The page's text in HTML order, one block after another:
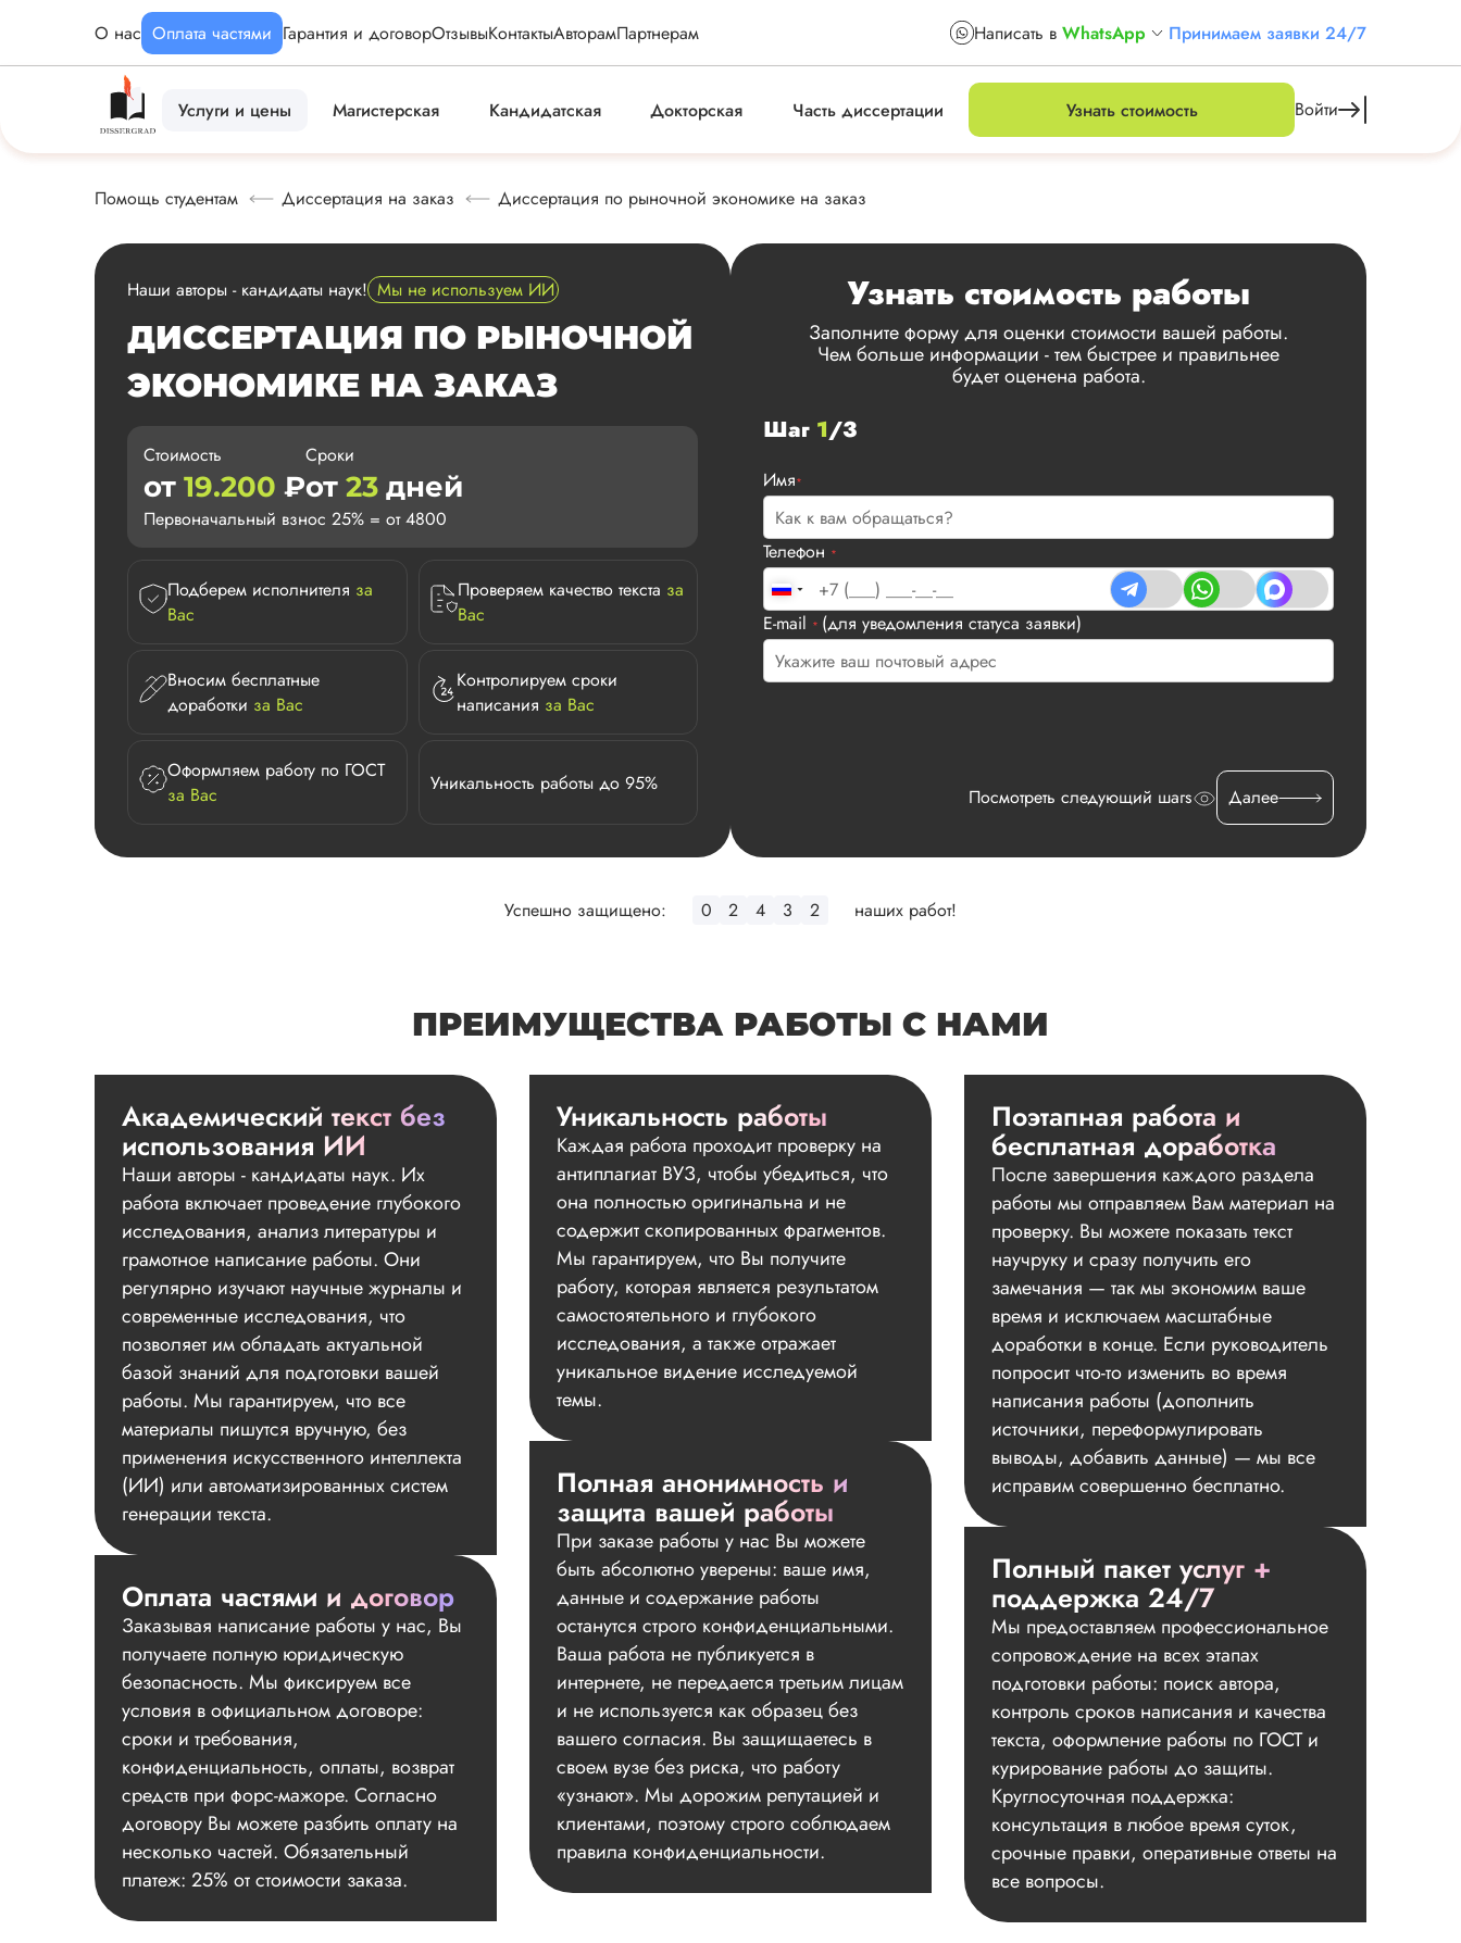
О нас Оплата частями Гарантия и договорОтзывыКонтактыАвторамПартнерам Написать в WhatsApp Принимаем заявки 24/7
Услуги и цены Магистерская Кандидатская Докторская Часть диссертации Узнать стоимость Войти
Помощь студентам Диссертация на заказ Диссертация по рыночной экономике на заказ
Наши авторы - кандидаты наук! Мы не используем ИИ
ДИССЕРТАЦИЯ ПО РЫНОЧНОЙ
ЭКОНОМИКЕ НА ЗАКАЗ
Стоимость
от 19.200 ₽
Сроки
от 23 дней
Первоначальный взнос 25% = от 4800
Подберем исполнителя за
Вас
Проверяем качество текста за
Вас
Вносим бесплатные
доработки за Вас
Контролируем сроки
написания за Вас
Оформляем работу по ГОСТ
за Вас
Уникальность работы до 95%
Узнать стоимость работы
Заполните форму для оценки стоимости вашей работы.
Чем больше информации - тем быстрее и правильнее
будет оценена работа.
Шаг 1/3
Имя*
Телефон *
E-mail * (для уведомления статуса заявки)
Посмотреть следующий шагs Далее
Успешно защищено: 2
3
4
2
0 наших работ!
ПРЕИМУЩЕСТВА РАБОТЫ С НАМИ
Академический текст без
использования ИИ
Наши авторы - кандидаты наук. Их
работа включает проведение глубокого
исследования, анализ литературы и
грамотное написание работы. Они
регулярно изучают научные журналы и
современные исследования, что
позволяет им обладать актуальной
базой знаний для подготовки вашей
работы. Мы гарантируем, что все
материалы пишутся вручную, без
применения искусственного интеллекта
(ИИ) или автоматизированных систем
генерации текста.
Оплата частями и договор
Заказывая написание работы у нас, Вы
получаете полную юридическую
безопасность. Мы фиксируем все
условия в официальном договоре:
сроки и требования,
конфиденциальность, оплаты, возврат
средств при форс-мажоре. Согласно
договору Вы можете разбить оплату на
несколько частей. Обязательный
платеж: 25% от стоимости заказа.
Уникальность работы
Каждая работа проходит проверку на
антиплагиат ВУЗ, чтобы убедиться, что
она полностью оригинальна и не
содержит скопированных фрагментов.
Мы гарантируем, что Вы получите
работу, которая является результатом
самостоятельного и глубокого
исследования, а также отражает
уникальное видение исследуемой
темы.
Полная анонимность и
защита вашей работы
При заказе работы у нас Вы можете
быть абсолютно уверены: ваше имя,
данные и содержание работы
останутся строго конфиденциальными.
Ваша работа не публикуется в
интернете, не передается третьим лицам
и не используется как образец без
вашего согласия. Вы защищаетесь в
своем вузе без риска, что работу
«узнают». Мы дорожим репутацией и
клиентами, поэтому строго соблюдаем
правила конфиденциальности.
Поэтапная работа и
бесплатная доработка
После завершения каждого раздела
работы мы отправляем Вам материал на
проверку. Вы можете показать текст
научруку и сразу получить его
замечания — так мы экономим ваше
время и исключаем масштабные
доработки в конце. Если руководитель
попросит что-то изменить во время
написания работы (дополнить
источники, переформулировать
выводы, добавить данные) — мы все
исправим совершенно бесплатно.
Полный пакет услуг +
поддержка 24/7
Мы предоставляем профессиональное
сопровождение на всех этапах
подготовки работы: поиск автора,
контроль сроков написания и качества
текста, оформление работы по ГОСТ и
курирование работы до защиты.
Круглосуточная поддержка:
консультация в любое время суток,
срочные правки, оперативные ответы на
все вопросы.